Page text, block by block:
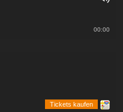
00:00
Tickets kaufen